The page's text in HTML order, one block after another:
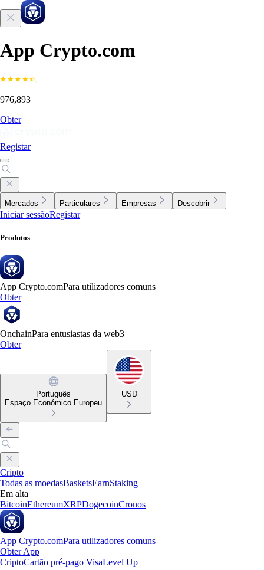
App Crypto.com
976,893
Obter
Registar
Mercados Particulares Empresas Descobrir
Iniciar sessãoRegistar
Produtos
App Crypto.comPara utilizadores comuns
Obter
OnchainPara entusiastas da web3
Obter
Português
Espaço Económico Europeu
USD
Cripto
Todas as moedasBasketsEarnStaking
Em alta
BitcoinEthereumXRPDogecoinCronos
App Crypto.comPara utilizadores comuns
Obter App
CriptoCartão pré-pago VisaLevel Up